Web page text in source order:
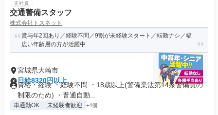
正社員
交通警備スタッフ
株式会社トスネット
賞与年2回あり／経験不問／9割が未経験スタート／転勤ナシ／幅
広い年齢層の方が活躍中
宮城県大崎市
日給8320円以上
資格・経験 ・経験不問 ・18歳以上(警備業法第14条警備員の
制限のため) ・普通自動...
車通勤OK 未経験者歓迎 +4個